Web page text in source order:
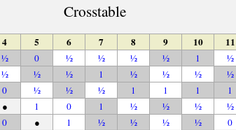
Crosstable
4 5 6 7 8 9 10 11
½ 0 ½ ½ ½ ½ 1 ½
½ ½ ½ 1 ½ ½ ½ ½
0 ½ ½ ½ 1 1 1 1
● 1 0 1 ½ ½ ½ ½
0 ● 1 ½ ½ ½ ½ 0